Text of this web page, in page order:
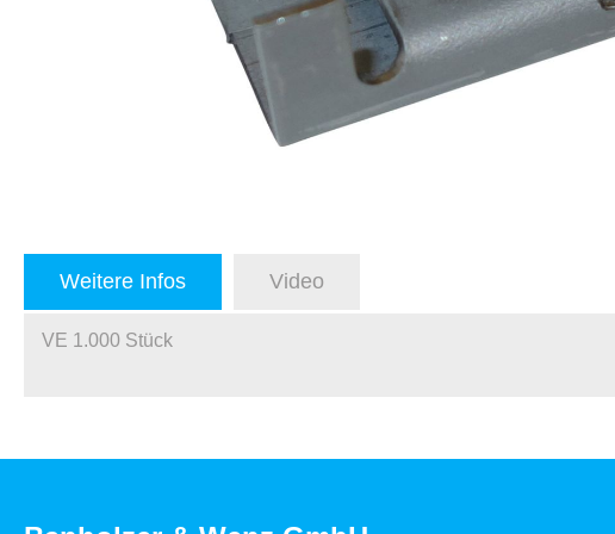
Weitere Infos Video
VE 1.000 Stück